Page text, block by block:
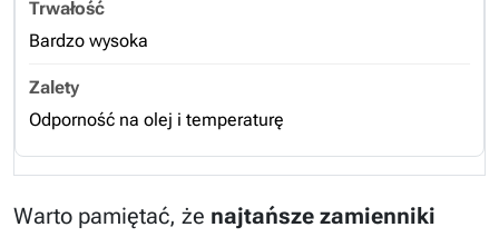
Bardzo wysoka
Odporność na olej i temperaturę
Warto pamiętać, że najtańsze zamienniki